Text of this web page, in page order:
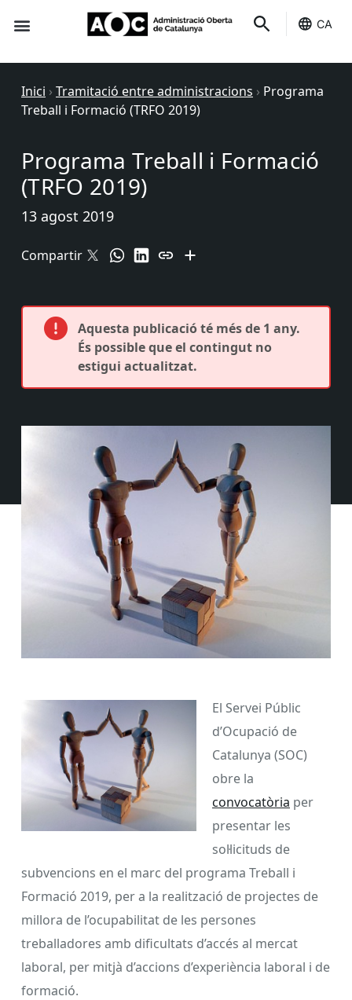
CA
Inici › Tramitació entre administracions › Programa
Treball i Formació (TRFO 2019)
Programa Treball i Formació
(TRFO 2019)
13 agost 2019
Compartir
Aquesta publicació té més de 1 any.
És possible que el contingut no
estigui actualitzat.
El Servei Públic
d’Ocupació de
Catalunya (SOC)
obre la
convocatòria per
presentar les
sol·licituds de
subvencions en el marc del programa Treball i
Formació 2019, per a la realització de projectes de
millora de l’ocupabilitat de les persones
treballadores amb dificultats d’accés al mercat
laboral, per mitjà d’accions d’experiència laboral i de
formació.